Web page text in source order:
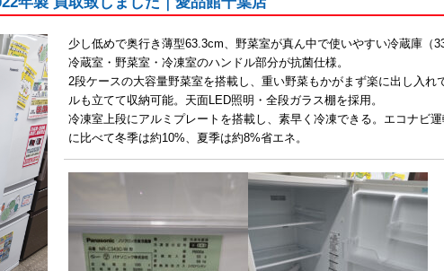
少し低めで奥行き薄型63.3cm、野菜室が真ん中で使いやすい冷蔵庫（
冷蔵室・野菜室・冷凍室のハンドル部分が抗菌仕様。
2段ケースの大容量野菜室を搭載し、重い野菜もかがまず楽に出し入れ
ルも立てて収納可能。天面LED照明・全段ガラス棚を採用。
冷凍室上段にアルミプレートを搭載し、素早く冷凍できる。エコナビ
に比べて冬季は約10%、夏季は約8%省エネ。